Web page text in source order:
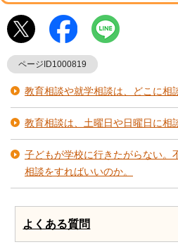
ページID1000819
教育相談や就学相談は、どこに相
教育相談は、土曜日や日曜日に相
子どもが学校に行きたがらない。
相談をすればいいのか。
よくある質問